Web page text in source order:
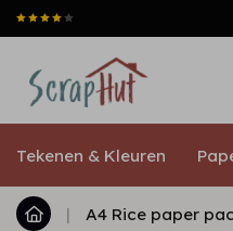
Tekenen & Kleuren
| A4 Rice paper